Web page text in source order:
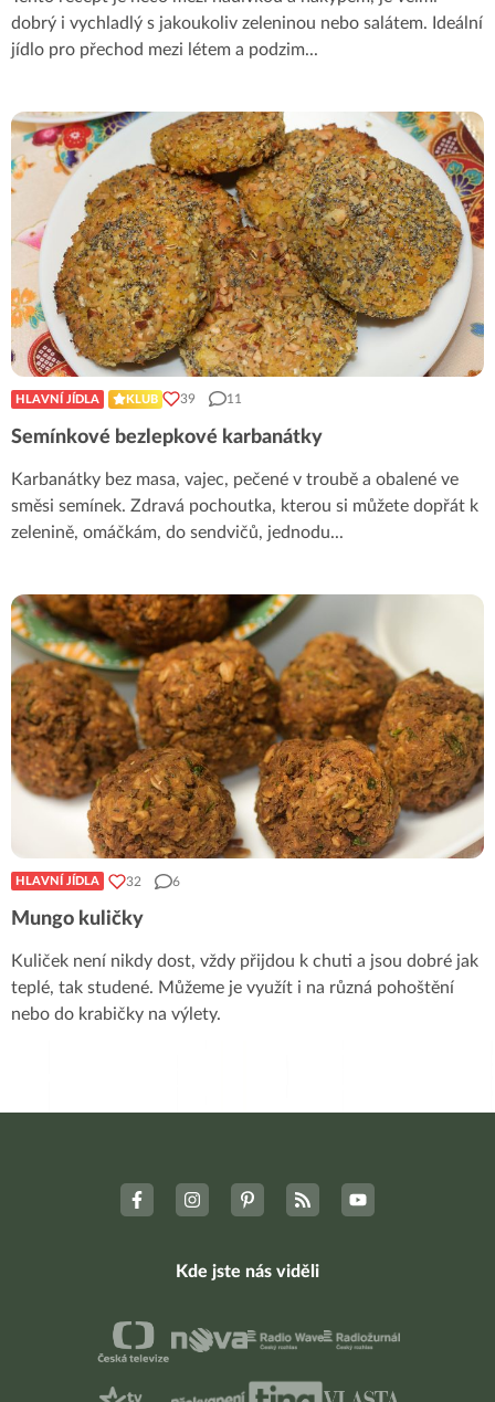
dobrý i vychladlý s jakoukoliv zeleninou nebo salátem. Ideální
jídlo pro přechod mezi létem a podzim...
HLAVNÍ JÍDLA KLUB 39 11
Semínkové bezlepkové karbanátky
Karbanátky bez masa, vajec, pečené v troubě a obalené ve
směsi semínek. Zdravá pochoutka, kterou si můžete dopřát k
zelenině, omáčkám, do sendvičů, jednodu...
HLAVNÍ JÍDLA 32 6
Mungo kuličky
Kuliček není nikdy dost, vždy přijdou k chuti a jsou dobré jak
teplé, tak studené. Můžeme je využít i na různá pohoštění
nebo do krabičky na výlety.
Kde jste nás viděli